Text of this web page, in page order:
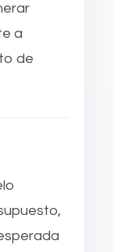
a
de